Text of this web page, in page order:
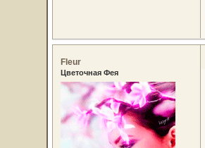
Fleur
Цветочная Фея